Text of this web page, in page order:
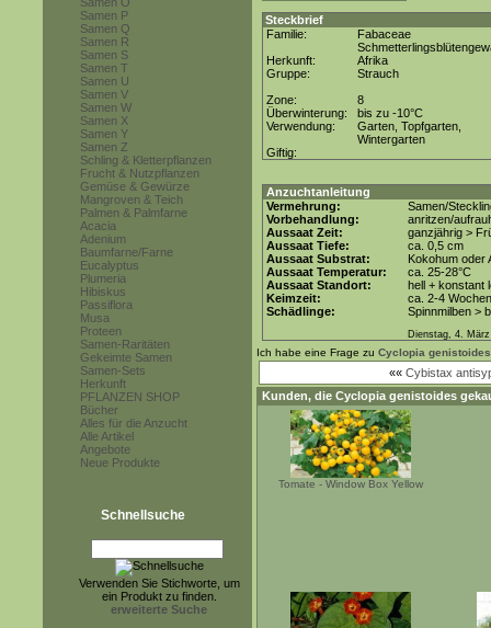
Samen P
Samen Q
Samen R
Samen S
Samen T
Samen U
Samen V
Samen W
Samen X
Samen Y
Samen Z
Schling & Kletterpflanzen
Frucht & Nutzpflanzen
Gemüse & Gewürze
Mangroven & Teich
Palmen & Palmfarne
Acacia
Adenium
Baumfarne/Farne
Eucalyptus
Plumeria
Hibiskus
Passiflora
Musa
Proteen
Samen-Raritäten
Gekeimte Samen
Samen-Sets
Herkunft
PFLANZEN SHOP
Bücher
Alles für die Anzucht
Alle Artikel
Angebote
Neue Produkte
Schnellsuche
Verwenden Sie Stichworte, um
ein Produkt zu finden.
erweiterte Suche
Steckbrief
Familie:
Fabaceae
Herkunft:
Afrika
Gruppe:
Strauch
Zone:
8
Überwinterung:
bis zu -10°C
Verwendung:
Garten, Topfgarten,
Wintergarten
Giftig:
Anzuchtanleitung
Vermehrung:
Samen/
Vorbehandlung:
anritzen/
Aussaat Zeit:
ganzjährig >
Aussaat Tiefe:
ca. 0,5 cm
Aussaat Substrat:
Kokohum oder
Aussaat Temperatur:
ca. 25-28°C
Aussaat Standort:
hell + konstant
Keimzeit:
ca. 2-4 Wochen
Schädlinge:
Spinnmilben >
Dienstag, 4.
Ich habe eine Frage zu Cyclopia genistoides
«« Cybistax
Kunden, die Cyclopia genistoides
Tomate - Window Box Yellow